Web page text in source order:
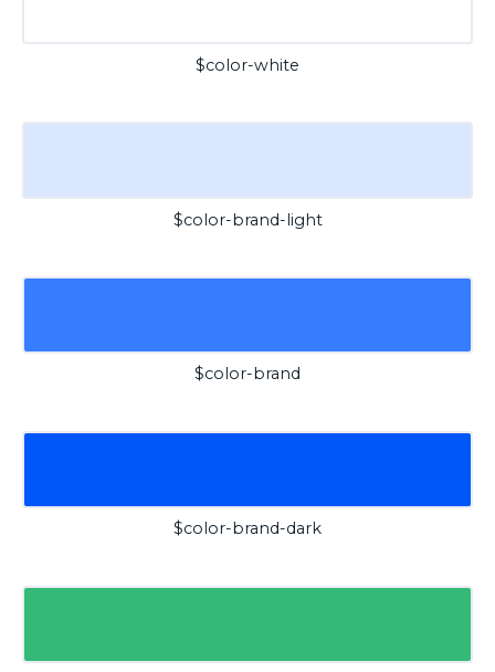
$color-white
$color-brand-light
$color-brand
$color-brand-dark